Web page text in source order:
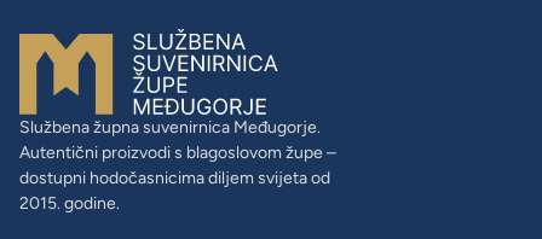
Službena župna suvenirnica Međugorje.
Autentični proizvodi s blagoslovom župe –
dostupni hodočasnicima diljem svijeta od
2015. godine.